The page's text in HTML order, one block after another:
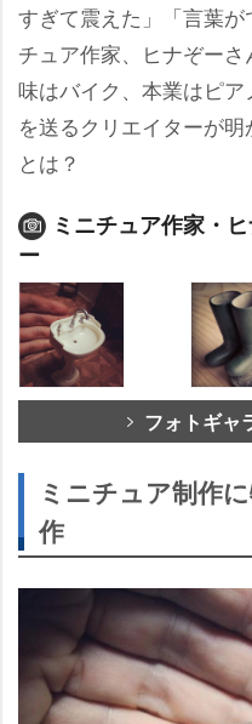
すぎて震えた」「言葉
チュア作家、ヒナぞー
味はバイク、本業はピ
を送るクリエイターが
とは？
ミニチュア作家・
ー
フォトギャ
ミニチュア制作
作